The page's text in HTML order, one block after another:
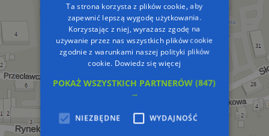
Ta strona korzysta z plików cookie, aby
zapewnić lepszą wygodę użytkowania.
Korzystając z niej, wyrażasz zgodę na
używanie przez nas wszystkich plików cookie
zgodnie z warunkami naszej polityki plików
cookie. Dowiedz się więcej
POKAŻ WSZYSTKICH PARTNERÓW(847)
→
NIEZBĘDNE WYDAJNOŚĆ